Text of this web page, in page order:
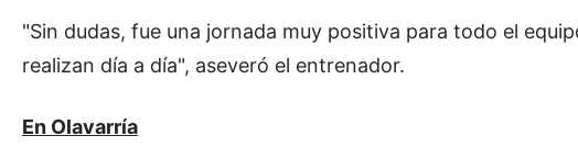
"Sin dudas, fue una jornada muy positiva para todo el
realizan día a día", aseveró el entrenador.
En Olavarría